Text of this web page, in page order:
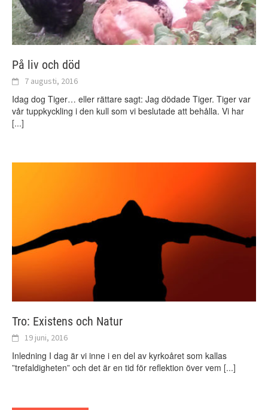
På liv och död
7 augusti, 2016
Idag dog Tiger… eller rättare sagt: Jag dödade Tiger. Tiger var
vår tuppkyckling i den kull som vi beslutade att behålla. Vi har
[...]
Tro: Existens och Natur
19 juni, 2016
Inledning I dag är vi inne i en del av kyrkoåret som kallas
”trefaldigheten” och det är en tid för reflektion över vem [...]